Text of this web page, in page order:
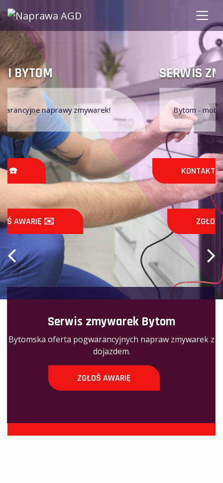
SERWIS ZMYWAREK
Bytom - mobilne naprawy zmywarek
KONTAKT ☎️
ZGŁOŚ AWARIĘ ✉️
Serwis zmywarek Bytom
Bytomska oferta pogwarancyjnych napraw zmywarek z
dojazdem.
ZGŁOŚ AWARIĘ